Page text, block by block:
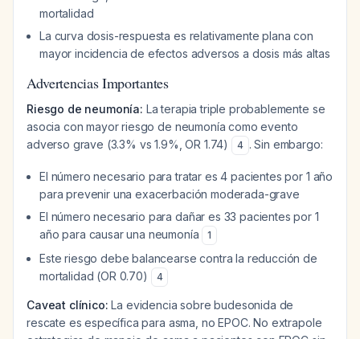
mortalidad
La curva dosis-respuesta es relativamente plana con
mayor incidencia de efectos adversos a dosis más altas
Advertencias Importantes
Riesgo de neumonía: La terapia triple probablemente se
asocia con mayor riesgo de neumonía como evento
adverso grave (3.3% vs 1.9%, OR 1.74)
4 . Sin embargo:
El número necesario para tratar es 4 pacientes por 1 año
para prevenir una exacerbación moderada-grave
El número necesario para dañar es 33 pacientes por 1
año para causar una neumonía
1
Este riesgo debe balancearse contra la reducción de
mortalidad (OR 0.70)
4
Caveat clínico: La evidencia sobre budesonida de
rescate es específica para asma, no EPOC. No extrapole